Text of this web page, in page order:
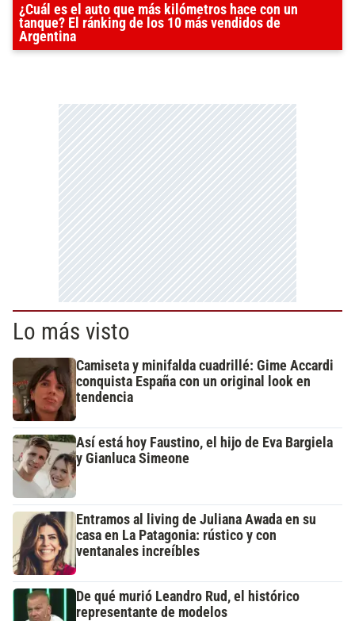
¿Cuál es el auto que más kilómetros hace con un
tanque? El ránking de los 10 más vendidos de
Argentina
Lo más visto
Camiseta y minifalda cuadrillé: Gime Accardi
conquista España con un original look en
tendencia
Así está hoy Faustino, el hijo de Eva Bargiela
y Gianluca Simeone
Entramos al living de Juliana Awada en su
casa en La Patagonia: rústico y con
ventanales increíbles
De qué murió Leandro Rud, el histórico
representante de modelos